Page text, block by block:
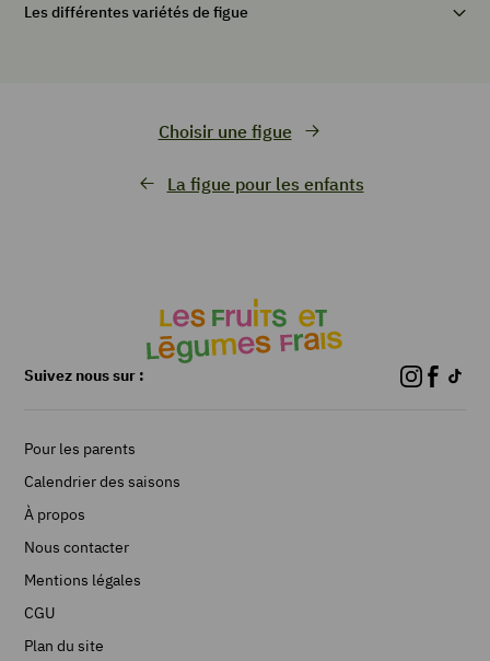
Les différentes variétés de figue
La figue pour les enfants
Choisir une figue
Suivez nous sur :
Pour les parents
Calendrier des saisons
À propos
Nous contacter
Mentions légales
CGU
Plan du site